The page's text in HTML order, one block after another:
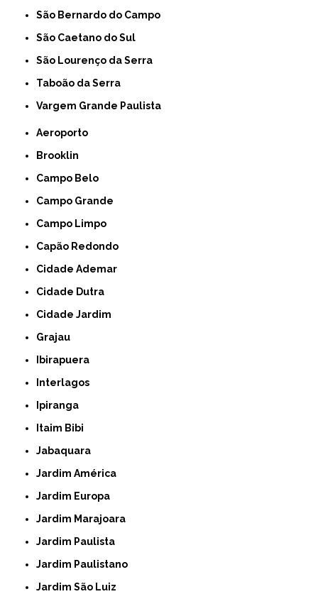
São Bernardo do Campo
São Caetano do Sul
São Lourenço da Serra
Taboão da Serra
Vargem Grande Paulista
Aeroporto
Brooklin
Campo Belo
Campo Grande
Campo Limpo
Capão Redondo
Cidade Ademar
Cidade Dutra
Cidade Jardim
Grajau
Ibirapuera
Interlagos
Ipiranga
Itaim Bibi
Jabaquara
Jardim América
Jardim Europa
Jardim Marajoara
Jardim Paulista
Jardim Paulistano
Jardim São Luiz